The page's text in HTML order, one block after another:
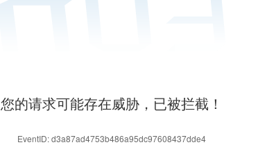
您的请求可能存在威胁，已被拦截！
EventID: d3a87ad4753b486a95dc97608437dde4